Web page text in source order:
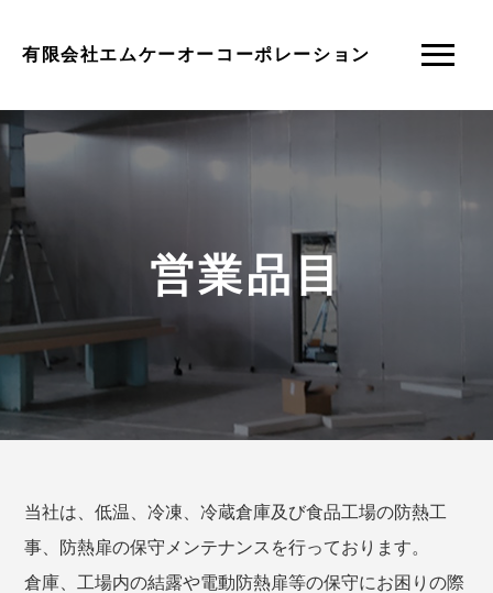
有限会社エムケーオーコーポレーション
営業品目
当社は、低温、冷凍、冷蔵倉庫及び食品工場の防熱工
事、防熱扉の保守メンテナンスを行っております。
倉庫、工場内の結露や電動防熱扉等の保守にお困りの際